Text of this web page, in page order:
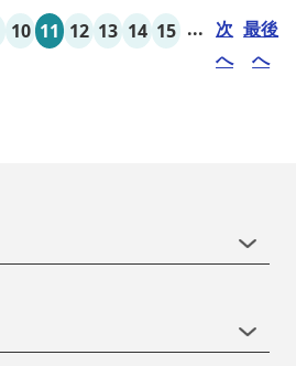
10 11 12 13 14 15 ... 次
へ
最後
へ